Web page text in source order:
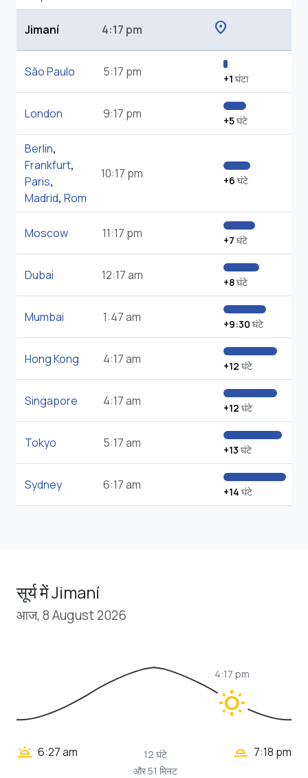
Jimaní 4:17 pm location_on
São Paulo 5:17 pm +1 घंटा
London 9:17 pm +5घंटे
Berlin,
Frankfurt,
Paris,
Madrid, Rom
10:17 pm +6 घंटे
Moscow 11:17 pm +7 घंटे
Dubai 12:17 am +8घंटे
Mumbai 1:47 am +9:30 घंटे
Hong Kong 4:17 am +12 घंटे
Singapore 4:17 am +12 घंटे
Tokyo 5:17 am +13 घंटे
Sydney 6:17 am +14 घंटे
सूर्य में Jimaní
आज, 8 August 2026
wb_sunny
4:17 pm
wb_twilight 6:27 am
12 घंटे
और 51 मिनट
wb_twilight_2 7:18 pm